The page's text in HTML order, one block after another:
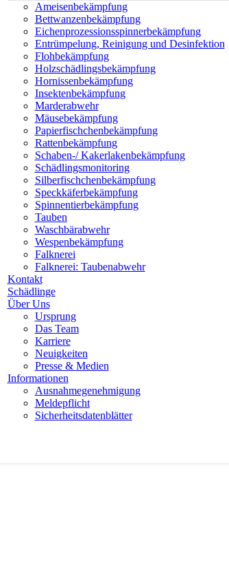
Amei­sen­be­kämp­fung
Bett­wan­zen­be­kämp­fung
Eichen­pro­zes­si­ons­spin­ner­be­kämp­fung
Ent­rüm­pe­lung, Rei­ni­gung und Des­in­fek­ti­on
Floh­be­kämp­fung
Holz­schäd­lings­be­kämp­fung
Hor­nis­sen­be­kämp­fung
Insek­ten­be­kämp­fung
Mar­der­ab­wehr
Mäu­se­be­kämp­fung
Papier­fisch­chen­be­kämp­fung
Rat­ten­be­kämp­fung
Scha­­­ben-/ Kaker­la­ken­be­kämp­fung
Schäd­lings­mo­ni­to­ring
Sil­ber­fisch­chen­be­kämp­fung
Speck­kä­fer­be­kämp­fung
Spin­nen­tier­be­kämp­fung
Tau­ben
Wasch­bär­ab­wehr
Wes­pen­be­kämp­fung
Falk­ne­rei
Falk­ne­rei: Tau­ben­ab­wehr
Kon­takt
Schäd­lin­ge
Über Uns
Ursprung
Das Team
Kar­rie­re
Neu­ig­kei­ten
Pres­se & Medi­en
Infor­ma­tio­nen
Aus­nah­me­ge­neh­mi­gung
Mel­de­pflicht
Sicher­heits­da­ten­blät­ter